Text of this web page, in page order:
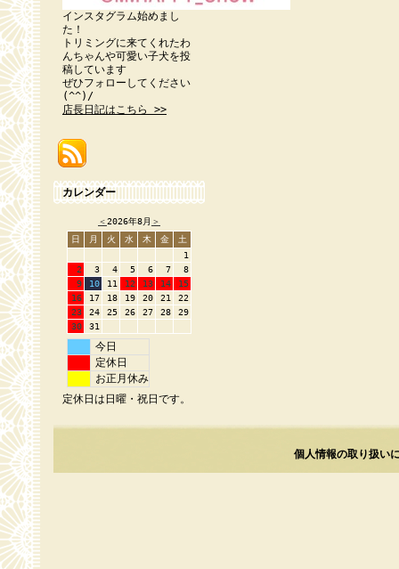
インスタグラム始めまし
た！
トリミングに来てくれたわ
んちゃんや可愛い子犬を投
稿しています
ぜひフォローしてください
(^^)/
店長日記はこちら >>
カレンダー
＜2026年8月 ＞
日
月 火 水 木 金
土
1
2
3 4 5 6 7
8
9
10 11 12 13 14
15
16
17 18 19 20 21
22
23
24 25 26 27 28
29
30
31
今日
定休日
お正月休み
定休日は日曜・祝日です。
個人情報の取り扱い